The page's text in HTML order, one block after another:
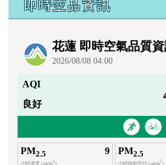
即時空品資訊